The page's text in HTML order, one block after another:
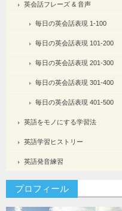
英会話フレーズ & 音声
毎日の英会話表現 1-100
毎日の英会話表現 101-200
毎日の英会話表現 201-300
毎日の英会話表現 301-400
毎日の英会話表現 401-500
英語をモノにする学習法
英語学習ヒストリー
英語発音練習
プロフィール